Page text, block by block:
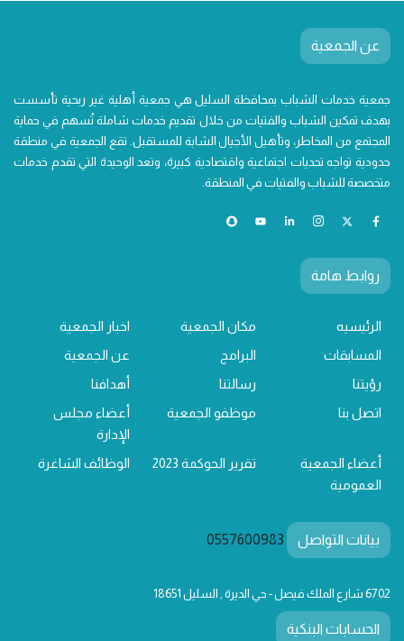
عن الجمعية
جمعية خدمات الشباب بمحافظة السليل هي جمعية أهلية غير ربحية تأسست
بهدف تمكين الشباب والفتيات من خلال تقديم خدمات شاملة تُسهم في حماية
المجتمع من المخاطر، وتأهيل الأجيال الشابة للمستقبل. تقع الجمعية في منطقة
حدودية تواجه تحديات اجتماعية واقتصادية كبيرة، وتعد الوحيدة التي تقدم خدمات
متخصصة للشباب والفتيات في المنطقة.
روابط هامة
الرئيسيه مكان الجمعية
اخبار الجمعية
المسابقات
البرامج
عن الجمعية
رؤيتنا
رسالتنا
أهدافنا
اتصل بنا
موظفو الجمعية
أعضاء مجلس
الإدارة
أعضاء الجمعية
العمومية
تقرير الحوكمة 2023 الوظائف الشاغرة
بيانات التواصل 0557600983
6702 شارع الملك فيصل - حي الديرة , السليل 18651
الحسابات البنكية